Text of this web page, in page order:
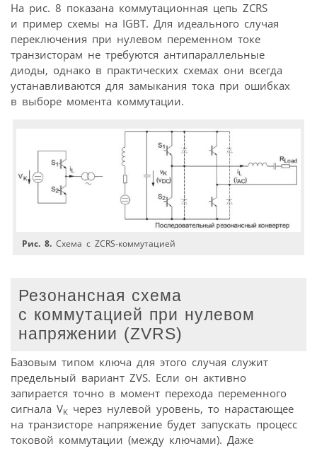
На рис. 8 показана коммутационная цепь ZCRS
и пример схемы на IGBT. Для идеального случая
переключения при нулевом переменном токе
транзисторам не требуются антипараллельные
диоды, однако в практических схемах они всегда
устанавливаются для замыкания тока при ошибках
в выборе момента коммутации.
Рис. 8. Схема с ZCRS-коммутацией
Резонансная схема
с коммутацией при нулевом
напряжении (ZVRS)
Базовым типом ключа для этого случая служит
предельный вариант ZVS. Если он активно
запирается точно в момент перехода переменного
сигнала VK через нулевой уровень, то нарастающее
на транзисторе напряжение будет запускать процесс
токовой коммутации (между ключами). Даже